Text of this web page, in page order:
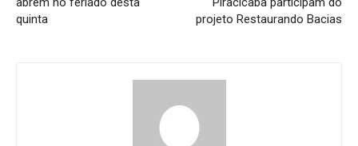
quinta
projeto Restaurando Bacias